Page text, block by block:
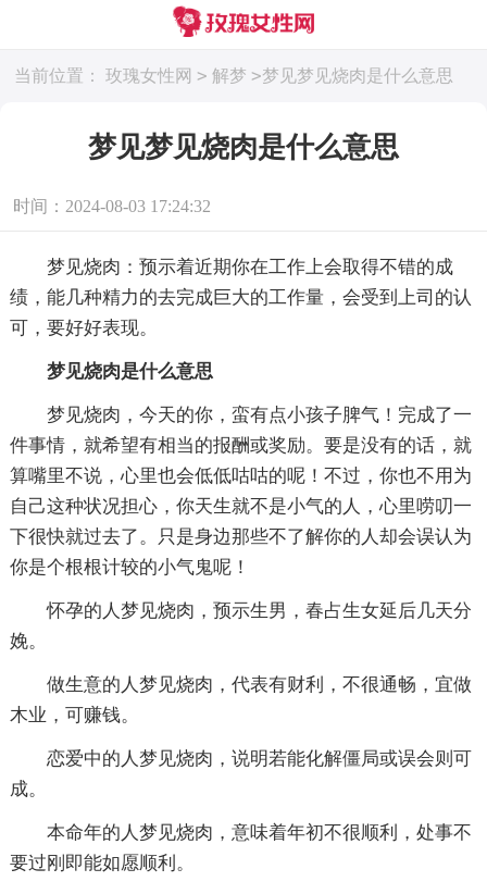
当前位置： 玫瑰女性网 > 解梦 >梦见梦见烧肉是什么意思
梦见梦见烧肉是什么意思
时间：2024-08-03 17:24:32
梦见烧肉：预示着近期你在工作上会取得不错的成
绩，能几种精力的去完成巨大的工作量，会受到上司的认
可，要好好表现。
梦见烧肉是什么意思
梦见烧肉，今天的你，蛮有点小孩子脾气！完成了一
件事情，就希望有相当的报酬或奖励。要是没有的话，就
算嘴里不说，心里也会低低咕咕的呢！不过，你也不用为
自己这种状况担心，你天生就不是小气的人，心里唠叨一
下很快就过去了。只是身边那些不了解你的人却会误认为
你是个根根计较的小气鬼呢！
怀孕的人梦见烧肉，预示生男，春占生女延后几天分
娩。
做生意的人梦见烧肉，代表有财利，不很通畅，宜做
木业，可赚钱。
恋爱中的人梦见烧肉，说明若能化解僵局或误会则可
成。
本命年的人梦见烧肉，意味着年初不很顺利，处事不
要过刚即能如愿顺利。